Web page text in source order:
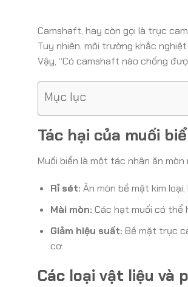
Camshaft, hay còn gọi là trục
Tuy nhiên, môi trường khắc
Vậy, “Có camshaft nào chống
Mục lục
Tác hại của muối
Muối biển là một tác nhân ăn
Rỉ sét: Ăn mòn bề mặt kim
Mài mòn: Các hạt muối có thể
Giảm hiệu suất: Bề mặt trục
cơ.
Các loại vật liệu và